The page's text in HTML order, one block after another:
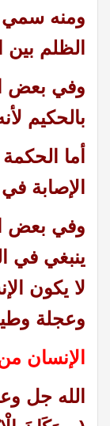
ومنه سمي
الظلم بين
وفي بعض
بالحكيم
أما
الإصابة
وفي بعض
ينبغي في
لا يكون
وعجلة
الإنسان
الله جل